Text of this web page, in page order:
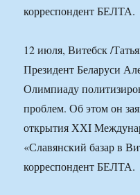
корреспондент БЕЛТА.
12 июля, Витебск /
Президент Беларуси
Олимпиаду
проблем. Об этом он
открытия ХХI
«Славянский базар в
корреспондент БЕЛТА.